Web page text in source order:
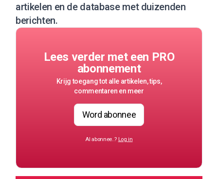
artikelen en de database met duizenden
berichten.
Lees verder met een PRO
abonnement
Krijg toegang tot alle artikelen, tips,
commentaren en meer
Word abonnee
Al abonnee..? Log in